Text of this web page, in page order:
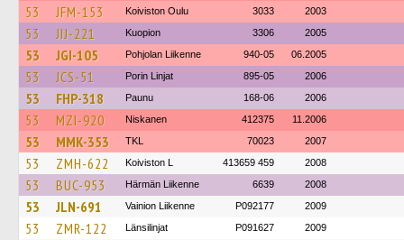
53 JFM-153 Koiviston Oulu 3033 2003
53 JIJ-221 Kuopion 3306 2005
53 JGI-105 Pohjolan Liikenne 940-05 06.2005
53 JCS-51 Porin Linjat 895-05 2006
53 FHP-318 Paunu 168-06 2006
53 MZI-920 Niskanen 412375 11.2006
53 MMK-353 TKL 70023 2007
53 ZMH-622 Koiviston L 413659 459 2008
53 BUC-953 Härmän Liikenne 6639 2008
53 JLN-691 Vainion Liikenne P092177 2009
53 ZMR-122 Länsilinjat P091627 2009